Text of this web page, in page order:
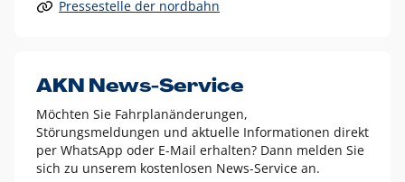
Alle anderen Logo-Varianten dürfen nur in Ausnahmefällen
Diese Ausnahmen sind zum Beispiel:
dem AKN Blau,
weißes Logo auf Fotohintergründen,
schwarzes Logo für reine Schwarz-Weiß-Umsetzungen
Pressestelle der nordbahn
AKN News-Service
Möchten Sie Fahrplanänderungen,
Störungsmeldungen und aktuelle Informationen direkt
per WhatsApp oder E-Mail erhalten? Dann melden Sie
sich zu unserem kostenlosen News-Service an.